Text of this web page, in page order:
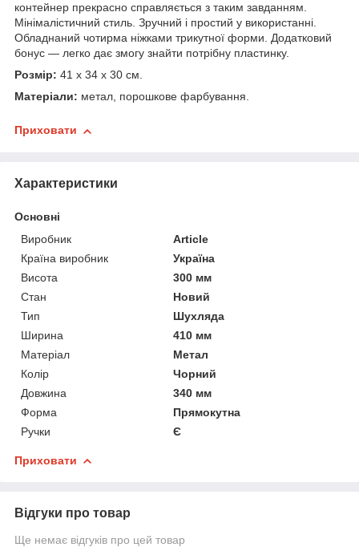
контейнер прекрасно справляється з таким завданням.
Мінімалістичний стиль. Зручний і простий у використанні.
Обладнаний чотирма ніжками трикутної форми. Додатковий
бонус — легко дає змогу знайти потрібну пластинку.
Розмір: 41 х 34 х 30 см.
Матеріали: метал, порошкове фарбування.
Приховати
Характеристики
Основні
Виробник
Article
Країна виробник
Україна
Висота
300 мм
Стан
Новий
Тип
Шухляда
Ширина
410 мм
Матеріал
Метал
Колір
Чорний
Довжина
340 мм
Форма
Прямокутна
Ручки
Є
Приховати
Відгуки про товар
Ще немає відгуків про цей товар